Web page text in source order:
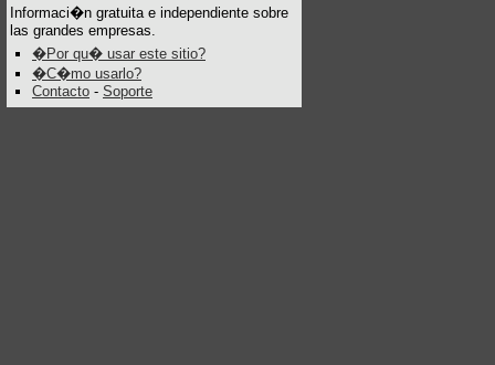
Informaci�n gratuita e independiente sobre
las grandes empresas.
�Por qu� usar este sitio?
�C�mo usarlo?
Contacto - Soporte